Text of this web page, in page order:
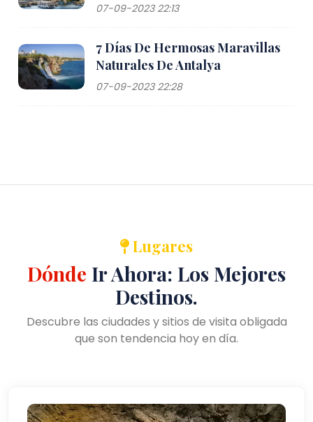
07-09-2023 22:13
7 Días De Hermosas Maravillas
Naturales De Antalya
07-09-2023 22:28
Lugares
Dónde Ir Ahora: Los Mejores
Destinos.
Descubre las ciudades y sitios de visita obligada
que son tendencia hoy en día.